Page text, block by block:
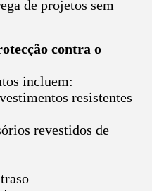
de projetos sem
contra o
incluem:
resistentes
revestidos de